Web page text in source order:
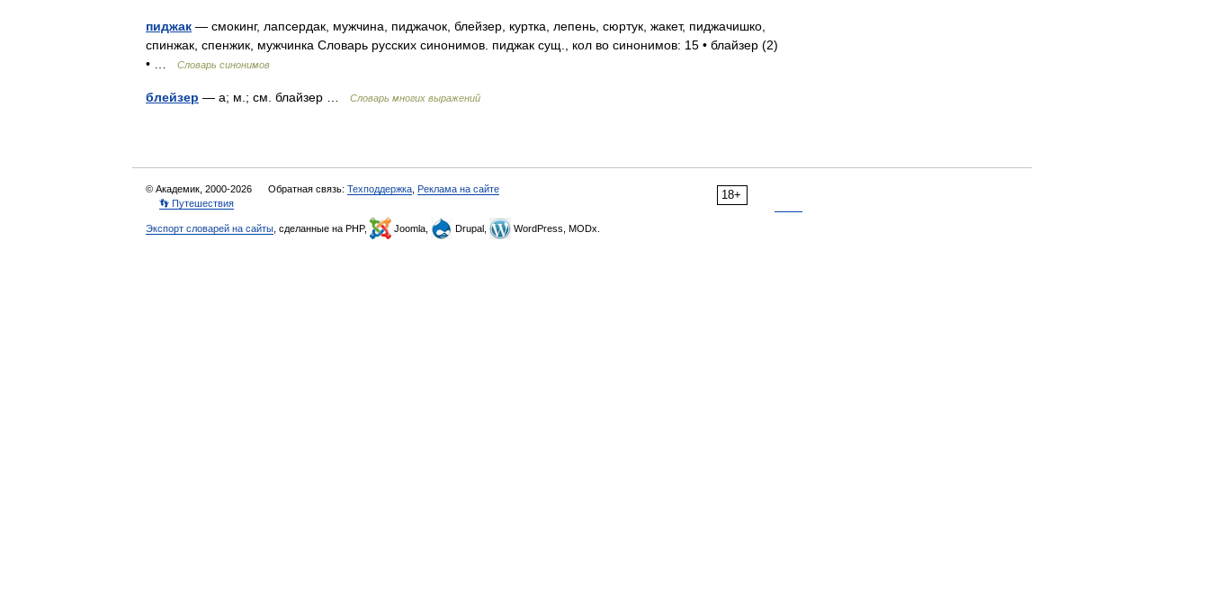
пиджак — смокинг, лапсердак, мужчина, пиджачок, блейзер, куртка, лепень, сюртук, жакет, пиджачишко,
спинжак, спенжик, мужчинка Словарь русских синонимов. пиджак сущ., кол во синонимов: 15 • блайзер (2)
• …
Словарь синонимов
блейзер — а; м.; см. блайзер … Словарь многих выражений
18+
© Академик, 2000-2026 Обратная связь: Техподдержка Реклама на сайте
👣 Путешествия
Экспорт словарей на сайты , сделанные на PHP, Joomla, Drupal, WordPress, MODx.